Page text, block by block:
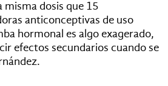
dosis que 15
anticonceptivas de uso
hormonal es algo exagerado,
efectos secundarios cuando se